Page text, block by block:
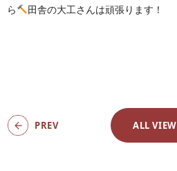
ら
田舎の大工さんは頑張ります！
PREV ALL VIEW